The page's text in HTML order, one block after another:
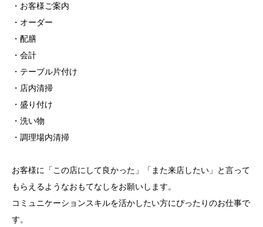
・お客様ご案内
・オーダー
・配膳
・会計
・テーブル片付け
・店内清掃
・盛り付け
・洗い物
・調理場内清掃
お客様に「この店にして良かった」「また来店したい」と言って
もらえるようなおもてなしをお願いします。
コミュニケーションスキルを活かしたい方にぴったりのお仕事で
す。